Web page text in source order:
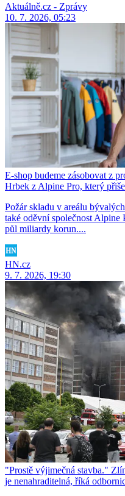
Aktuálně.cz - Zprávy
10. 7. 2026, 05:23
E-shop budeme zásobovat z
Hrbek z Alpine Pro, který
Požár skladu v areálu
také oděvní společnost Alpine
půl miliardy korun....
HN.cz
9. 7. 2026, 19:30
"Prostě výjimečná stavba."
je nenahraditelná, říká